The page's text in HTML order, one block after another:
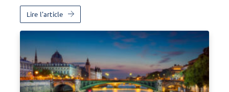
Lire l'article